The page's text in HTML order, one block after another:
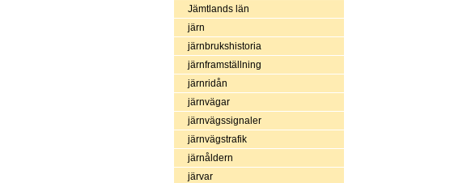
Jämtlands län
järn
järnbrukshistoria
järnframställning
järnridån
järnvägar
järnvägssignaler
järnvägstrafik
järnåldern
järvar